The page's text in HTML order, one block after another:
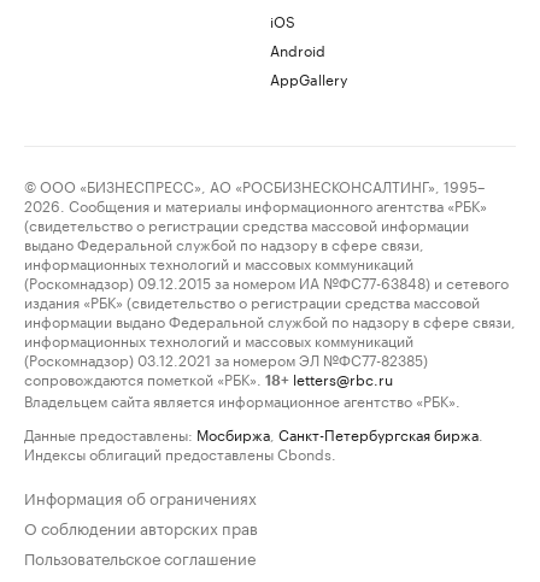
iOS
Android
AppGallery
© ООО «БИЗНЕСПРЕСС», АО «РОСБИЗНЕСКОНСАЛТИНГ», 1995–
2026. Сообщения и материалы информационного агентства «РБК»
(свидетельство о регистрации средства массовой информации
выдано Федеральной службой по надзору в сфере связи,
информационных технологий и массовых коммуникаций
(Роскомнадзор) 09.12.2015 за номером ИА №ФС77-63848) и сетевого
издания «РБК» (свидетельство о регистрации средства массовой
информации выдано Федеральной службой по надзору в сфере связи,
информационных технологий и массовых коммуникаций
(Роскомнадзор) 03.12.2021 за номером ЭЛ №ФС77-82385)
сопровождаются пометкой «РБК».
18+ letters@rbc.ru
Владельцем сайта является информационное агентство «РБК».
Данные предоставлены: Мосбиржа Санкт-Петербургская биржа
Индексы облигаций предоставлены Cbonds.
Информация об ограничениях
О соблюдении авторских прав
Пользовательское соглашение